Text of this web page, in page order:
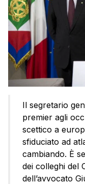
Il segretario
premier agli
scettico a
sfiduciato ad
cambiando. È
dei colleghi del
dell’avvocato